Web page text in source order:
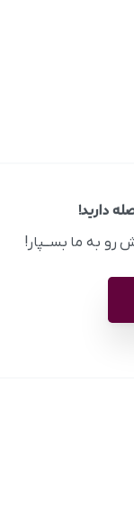
به ما بســپار!